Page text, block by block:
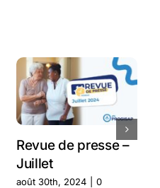
Revue de presse –
Juillet
août 30th, 2024
0